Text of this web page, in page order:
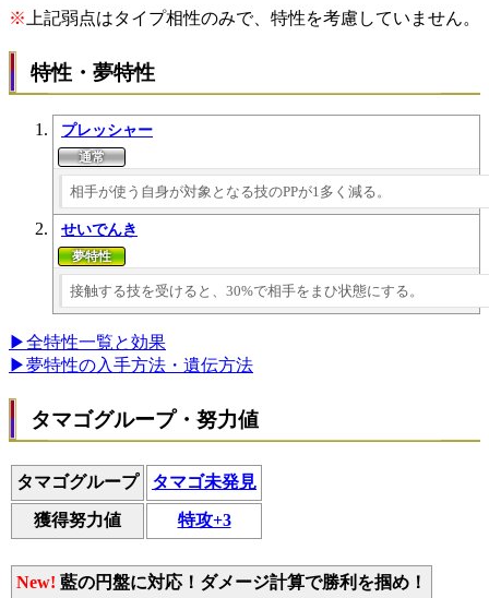
※ 上記弱点はタイプ相性のみで、特性を考慮していません。
特性・夢特性
プレッシャー
相手が使う自身が対象となる技のPPが1多く減る。
せいでんき
接触する技を受けると、30%で相手をまひ状態にする。
▶全特性一覧と効果
▶夢特性の入手方法・遺伝方法
タマゴグループ・努力値
タマゴグループ タマゴ未発見
獲得努力値 特攻+3
New! 藍の円盤に対応！ダメージ計算で勝利を掴め！